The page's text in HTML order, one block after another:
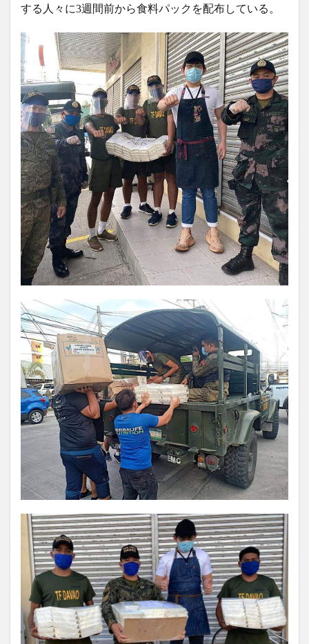
する人々に3週間前から食料パックを配布している。